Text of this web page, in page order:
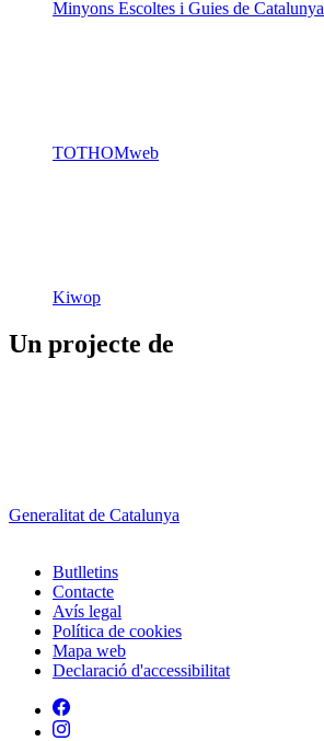
Minyons Escoltes i Guies de Catalunya
TOTHOMweb
Kiwop
Un projecte de
Generalitat de Catalunya
Peu
Butlletins
Contacte
Avís legal
Política de cookies
Mapa web
Declaració d'accessibilitat